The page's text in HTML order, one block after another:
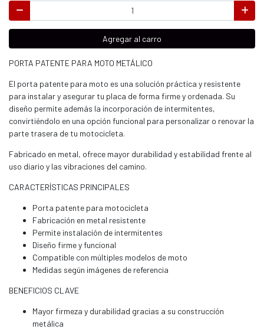
Agregar al carro
PORTA PATENTE PARA MOTO METÁLICO
El porta patente para moto es una solución práctica y resistente
para instalar y asegurar tu placa de forma firme y ordenada. Su
diseño permite además la incorporación de intermitentes,
convirtiéndolo en una opción funcional para personalizar o renovar la
parte trasera de tu motocicleta.
Fabricado en metal, ofrece mayor durabilidad y estabilidad frente al
uso diario y las vibraciones del camino.
CARACTERÍSTICAS PRINCIPALES
Porta patente para motocicleta
Fabricación en metal resistente
Permite instalación de intermitentes
Diseño firme y funcional
Compatible con múltiples modelos de moto
Medidas según imágenes de referencia
BENEFICIOS CLAVE
Mayor firmeza y durabilidad gracias a su construcción
metálica